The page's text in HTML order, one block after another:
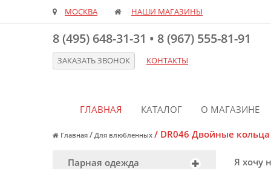
МОСКВА НАШИ МАГАЗИНЫ
8 (495) 648-31-31 • 8 (967) 555-81-91
ЗАКАЗАТЬ ЗВОНОК КОНТАКТЫ
ГЛАВНАЯ КАТАЛОГ О МАГАЗИНЕ
Главная / Для влюбленных / DR046 Двойные
Парная одежда Я хочу